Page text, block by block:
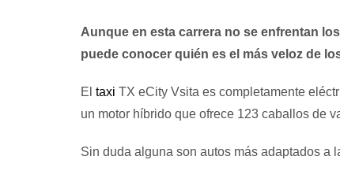
Aunque en esta carrera no se enfrentan
puede conocer quién es el más veloz de
El taxi TX eCity Vsita es completamente
un motor híbrido que ofrece 123 caballos de
Sin duda alguna son autos más adaptados a